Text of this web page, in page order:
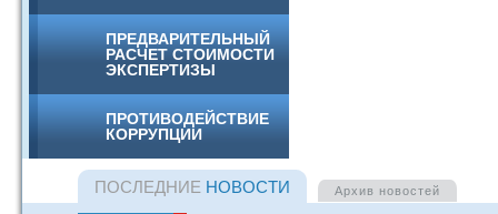
ПРЕДВАРИТЕЛЬНЫЙ
РАСЧЕТ СТОИМОСТИ
ЭКСПЕРТИЗЫ
ПРОТИВОДЕЙСТВИЕ
КОРРУПЦИИ
ПОСЛЕДНИЕ НОВОСТИ Архив новостей